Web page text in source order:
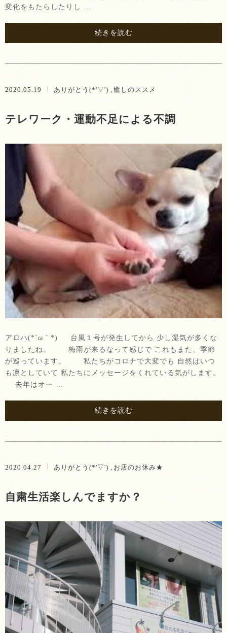
変化をもたらしたりし …
続きを読む
2020.05.19 ありがとう(*'▽') 癒しのススメ
テレワーク・運動不足による不調
アロハ(*´ω｀*) 台風１号が発生してから 少し湿気が多くな
りましたね。 梅雨が来るなって感じで これもまた、季節
が巡っています。 私たちがコロナで大変でも 自然はいつ
も凛としていて 私たちにメッセージをくれている気がします。
去年はオー …
続きを読む
2020.04.27 ありがとう(*'▽') お店のお休み★
自粛生活楽しんでますか？